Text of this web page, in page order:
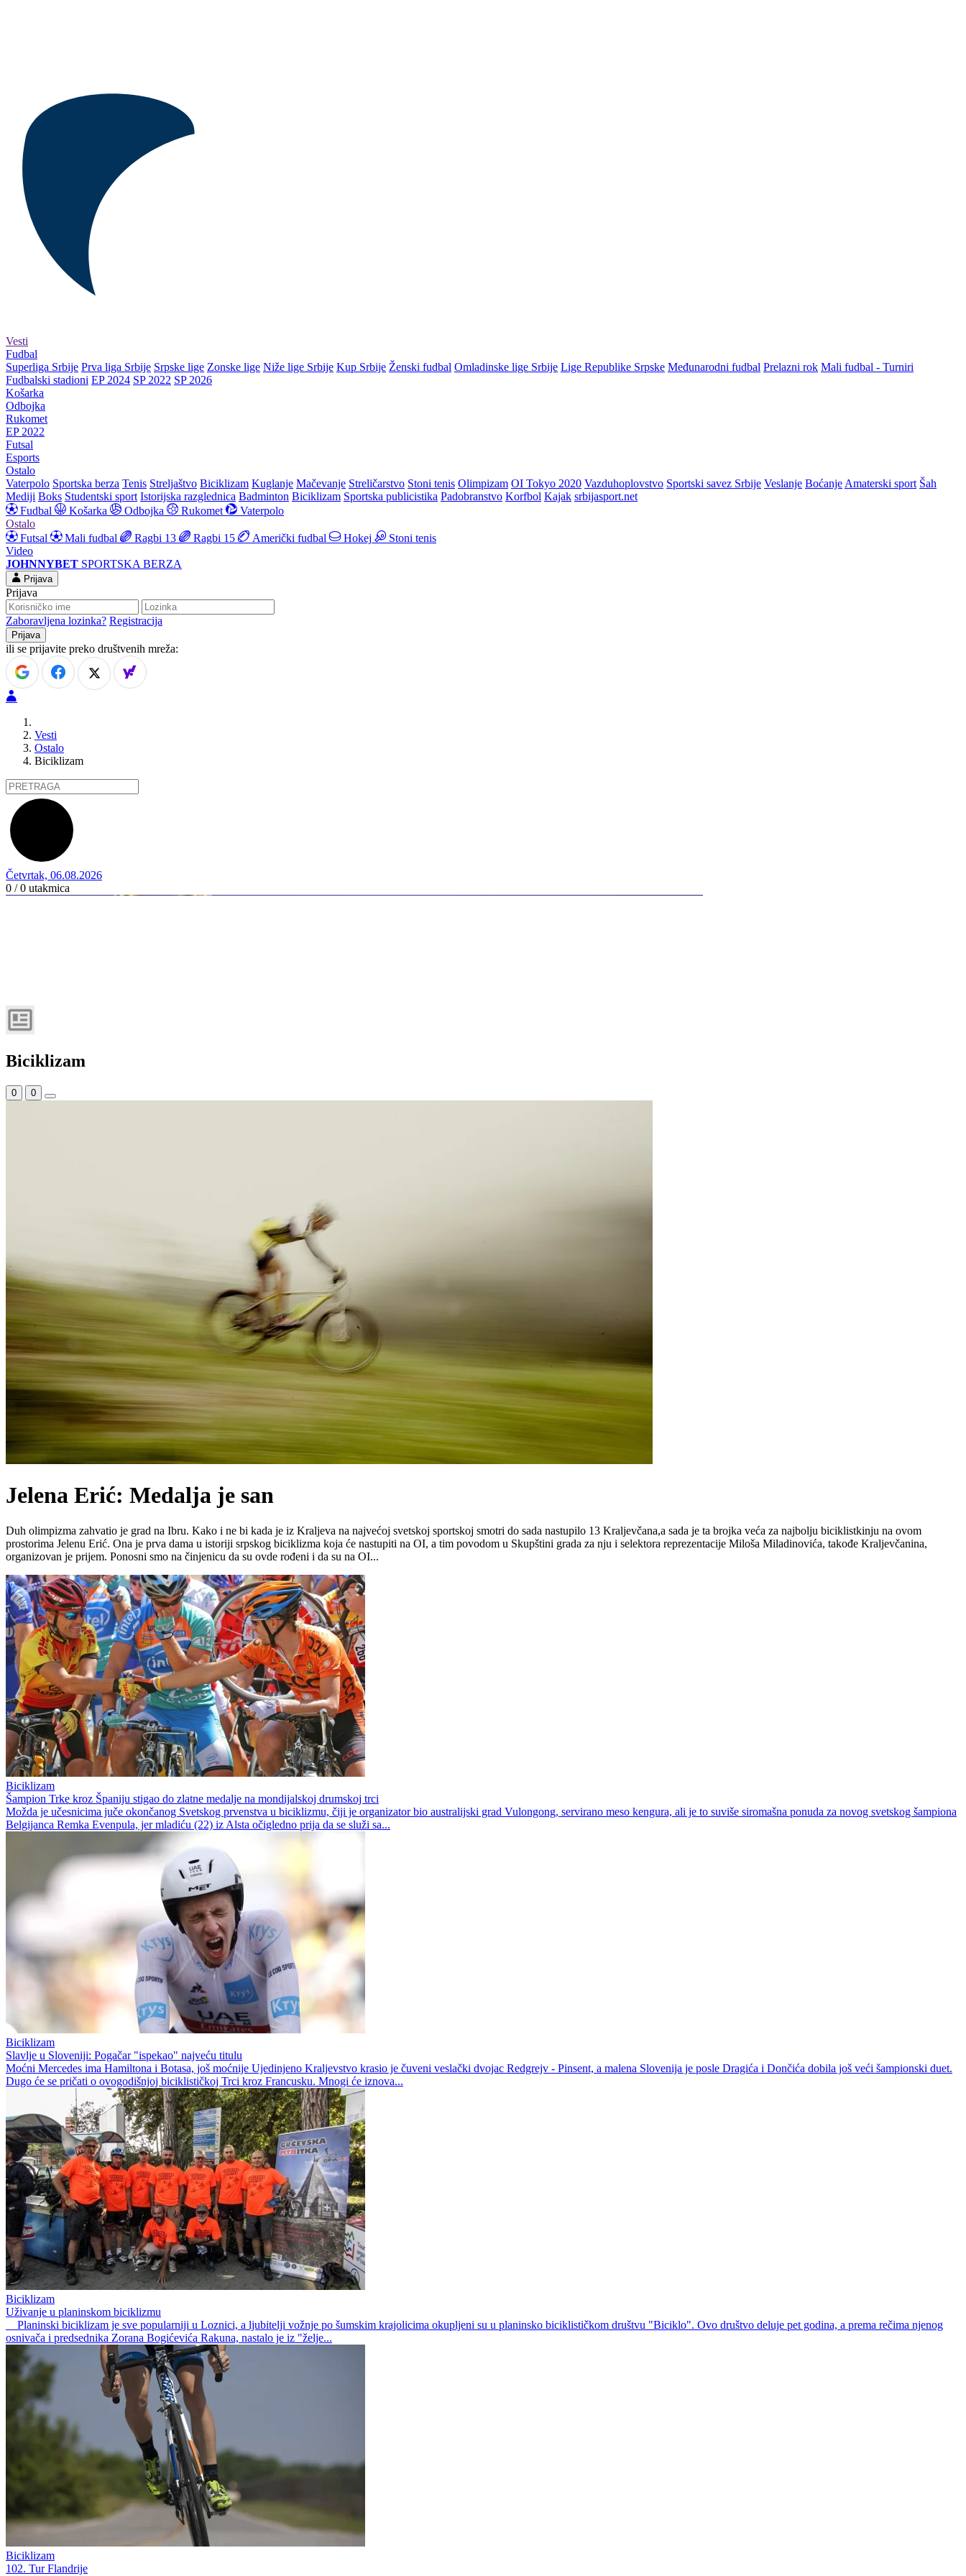
Vesti
Fudbal
Superliga Srbije Prva liga Srbije Srpske lige Zonske lige Niže lige Srbije Kup Srbije Ženski fudbal Omladinske lige Srbije Lige Republike Srpske Međunarodni fudbal Prelazni rok Mali fudbal - Turniri
Fudbalski stadioni EP 2024 SP 2022 SP 2026
Košarka
Odbojka
Rukomet
EP 2022
Futsal
Esports
Ostalo
Vaterpolo Sportska berza Tenis Streljaštvo Biciklizam Kuglanje Mačevanje Streličarstvo Stoni tenis Olimpizam OI Tokyo 2020 Vazduhoplovstvo Sportski savez Srbije Veslanje Boćanje Amaterski sport Šah
Mediji Boks Studentski sport Istorijska razglednica Badminton Biciklizam Sportska publicistika Padobranstvo Korfbol Kajak srbijasport.net
Fudbal
Košarka Odbojka Rukomet
Vaterpolo
Ostalo
Futsal
Mali fudbal Ragbi 13 Ragbi 15 Američki fudbal Hokej
Stoni tenis
Video
JOHNNYBET SPORTSKA BERZA
Prijava
Prijava
Zaboravljena lozinka? Registracija
ili se prijavite preko društvenih mreža:
Vesti
Ostalo
Biciklizam
Četvrtak, 06.08.2026
0 / 0 utakmica
Biciklizam
0 0
Jelena Erić: Medalja je san
Duh olimpizma zahvatio je grad na Ibru. Kako i ne bi kada je iz Kraljeva na najvećoj svetskoj sportskoj smotri do sada nastupilo 13 Kraljevčana,a sada je ta brojka veća za najbolju biciklistkinju na ovom
prostorima Jelenu Erić. Ona je prva dama u istoriji srpskog biciklizma koja će nastupiti na OI, a tim povodom u Skupštini grada za nju i selektora reprezentacije Miloša Miladinovića, takođe Kraljevčanina,
organizovan je prijem. Ponosni smo na činjenicu da su ovde rođeni i da su na OI...
Biciklizam
Šampion Trke kroz Španiju stigao do zlatne medalje na mondijalskoj drumskoj trci
Možda je učesnicima juče okončanog Svetskog prvenstva u biciklizmu, čiji je organizator bio australijski grad Vulongong, servirano meso kengura, ali je to suviše siromašna ponuda za novog svetskog šampiona
Belgijanca Remka Evenpula, jer mladiću (22) iz Alsta očigledno prija da se služi sa...
Biciklizam
Slavlje u Sloveniji: Pogačar "ispekao" najveću titulu
Moćni Mercedes ima Hamiltona i Botasa, još moćnije Ujedinjeno Kraljevstvo krasio je čuveni veslački dvojac Redgrejv - Pinsent, a malena Slovenija je posle Dragića i Dončića dobila još veći šampionski duet.
Dugo će se pričati o ovogodišnjoj biciklističkoj Trci kroz Francusku. Mnogi će iznova...
Biciklizam
Uživanje u planinskom biciklizmu
Planinski biciklizam je sve popularniji u Loznici, a ljubitelji vožnje po šumskim krajolicima okupljeni su u planinsko biciklističkom društvu "Biciklo". Ovo društvo deluje pet godina, a prema rečima njenog
osnivača i predsednika Zorana Bogićevića Rakuna, nastalo je iz "želje...
Biciklizam
102. Tur Flandrije